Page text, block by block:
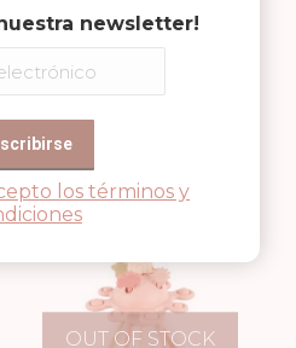
MUSICAL CIERVA
ELLA
20,99€
OUT OF STOCK
newsletter!
los términos y